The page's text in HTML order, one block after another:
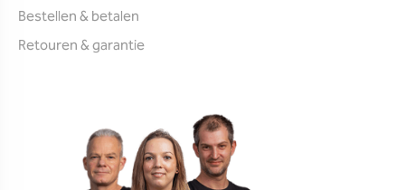
Bestellen & betalen
Retouren & garantie